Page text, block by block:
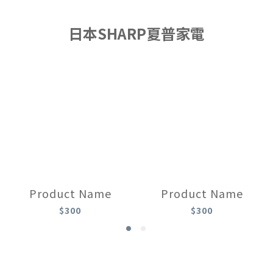
日本SHARP夏普家電
Product Name
$300
Product Name
$300